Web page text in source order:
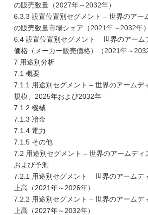
の販売数量（2027年～2032年）
6.3.3 設置位置別セグメント – 世界のアー
の販売数量市場シェア（2021年～2032年）
6.4 設置位置別セグメント – 世界のアーム
価格（メーカー販売価格）（2021年～2032
7 用途別分析
7.1 概要
7.1.1 用途別セグメント – 世界のアームデ
規模、2025年および2032年
7.1.2 機械
7.1.3 冶金
7.1.4 電力
7.1.5 その他
7.2 用途別セグメント – 世界のアームディ
および予測
7.2.1 用途別セグメント – 世界のアームデ
上高（2021年～2026年）
7.2.2 用途別セグメント – 世界のアームデ
上高（2027年～2032年）